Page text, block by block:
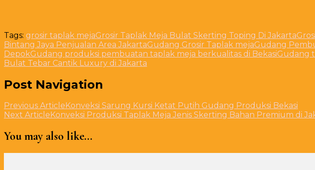
Tags: grosir taplak mejaGrosir Taplak Meja Bulat Skerting Toping Di Jakarta
Bintang Jaya Penjualan Area JakartaGudang Grosir Taplak mejaGudang
DepokGudang produksi pembuatan taplak meja berkualitas di BekasiGudang
Bulat Tebar Cantik Luxury di Jakarta
Post Navigation
Previous Article Konveksi Sarung Kursi Ketat Putih Gudang Produksi Bekasi
Next Article Konveksi Produksi Taplak Meja Jenis Skerting Bahan Premium di
You may also like...